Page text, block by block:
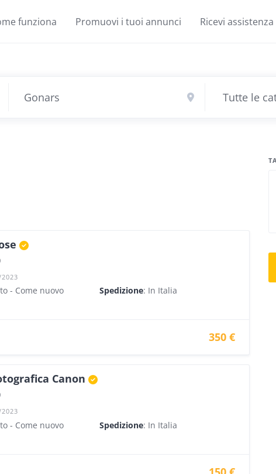
funziona Promuovi i tuoi annunci Ricevi assistenza
- Come nuovo Spedizione: In Italia
350 €
Canon
- Come nuovo Spedizione: In Italia